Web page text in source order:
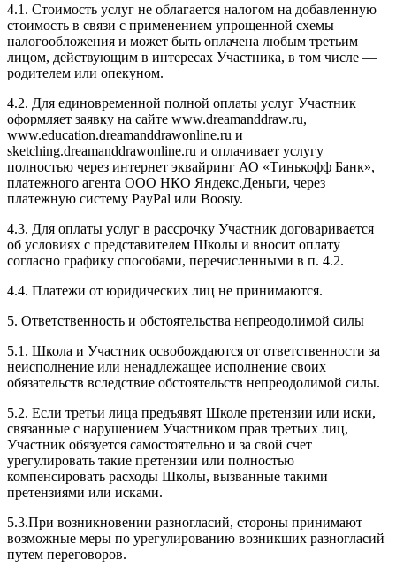
4.1. Cтоимость услуг не облагается налогом на добавленную
стоимость в связи с применением упрощенной схемы
налогообложения и может быть оплачена любым третьим
лицом, действующим в интересах Участника, в том числе —
родителем или опекуном.
4.2. Для единовременной полной оплаты услуг Участник
оформляет заявку на сайте www.dreamanddraw.ru,
www.education.dreamanddrawonline.ru и
sketching.dreamanddrawonline.ru и оплачивает услугу
полностью через интернет эквайринг АО «Тинькофф Банк»,
платежного агента ООО НКО Яндекс.Деньги, через
платежную систему PayPal или Boosty.
4.3. Для оплаты услуг в рассрочку Участник договаривается
об условиях с представителем Школы и вносит оплату
согласно графику способами, перечисленными в п. 4.2.
4.4. Платежи от юридических лиц не принимаются.
5. Ответственность и обстоятельства непреодолимой силы
5.1. Школа и Участник освобождаются от ответственности за
неисполнение или ненадлежащее исполнение своих
обязательств вследствие обстоятельств непреодолимой силы.
5.2. Если третьи лица предъявят Школе претензии или иски,
связанные с нарушением Участником прав третьих лиц,
Участник обязуется самостоятельно и за свой счет
урегулировать такие претензии или полностью
компенсировать расходы Школы, вызванные такими
претензиями или исками.
5.3.При возникновении разногласий, стороны принимают
возможные меры по урегулированию возникших разногласий
путем переговоров.